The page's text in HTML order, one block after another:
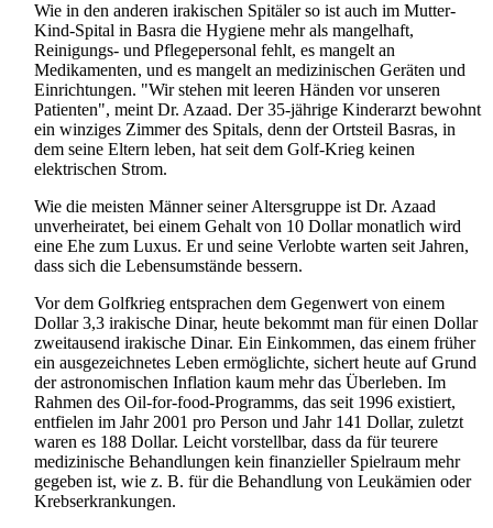
Wie in den anderen irakischen Spitäler so ist auch im Mutter-
Kind-Spital in Basra die Hygiene mehr als mangelhaft,
Reinigungs- und Pflege­personal fehlt, es mangelt an
Medikamenten, und es mangelt an medizinischen Geräten und
Einrichtungen. "Wir stehen mit leeren Händen vor unseren
Patienten", meint Dr. Azaad. Der 35-jährige Kinderarzt bewohnt
ein winziges Zimmer des Spitals, denn der Ortsteil Basras, in
dem seine Eltern leben, hat seit dem Golf-Krieg keinen
elektrischen Strom.
Wie die meisten Männer seiner Altersgruppe ist Dr. Azaad
unverheiratet, bei einem Gehalt von 10 Dollar monatlich wird
eine Ehe zum Luxus. Er und seine Verlobte warten seit Jahren,
dass sich die Lebens­umstände bessern.
Vor dem Golfkrieg entsprachen dem Gegenwert von einem
Dollar 3,3 irakische Dinar, heute bekommt man für einen Dollar
zweitausend irakische Dinar. Ein Einkommen, das einem früher
ein ausgezeichnetes Leben ermöglichte, sichert heute auf Grund
der astronomischen Inflation kaum mehr das Überleben. Im
Rahmen des Oil-for-food-Programms, das seit 1996 existiert,
entfielen im Jahr 2001 pro Person und Jahr 141 Dollar, zuletzt
waren es 188 Dollar. Leicht vorstellbar, dass da für teurere
medizinische Behandlungen kein finanzieller Spielraum mehr
gegeben ist, wie z. B. für die Behandlung von Leukämien oder
Krebs­erkrankungen.